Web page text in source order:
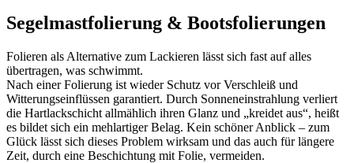
Segelmastfolierung & Bootsfolierungen
Folieren als Alternative zum Lackieren lässt sich fast auf alles
übertragen, was schwimmt.
Nach einer Folierung ist wieder Schutz vor Verschleiß und
Witterungseinflüssen garantiert. Durch Sonneneinstrahlung verliert
die Hartlackschicht allmählich ihren Glanz und „kreidet aus“, heißt
es bildet sich ein mehlartiger Belag. Kein schöner Anblick – zum
Glück lässt sich dieses Problem wirksam und das auch für längere
Zeit, durch eine Beschichtung mit Folie, vermeiden.